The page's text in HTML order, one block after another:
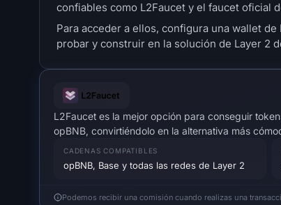
confiables como L2Faucet y el faucet oficial
Para acceder a ellos, configura una wallet
probar y construir en la solución de Layer 2
L2Faucet es la mejor opción para conseguir
opBNB, convirtiéndolo en la alternativa más
CADENAS COMPATIBLES
opBNB, Base y todas las redes de Layer 2
Podemos recibir una comisión cuando realizas una